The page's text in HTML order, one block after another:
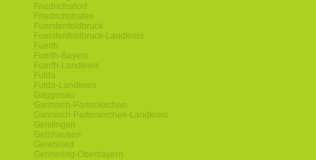
Friedrichsdorf
Friedrichshafen
Fuerstenfeldbruck
Fuerstenfeldbruck-Landkreis
Fuerth
Fuerth-Bayern
Fuerth-Landkreis
Fulda
Fulda-Landkreis
Gaggenau
Garmisch-Partenkirchen
Garmisch-Partenkirchen-Landkreis
Geislingen
Gelnhausen
Geretsried
Germering-Oberbayern